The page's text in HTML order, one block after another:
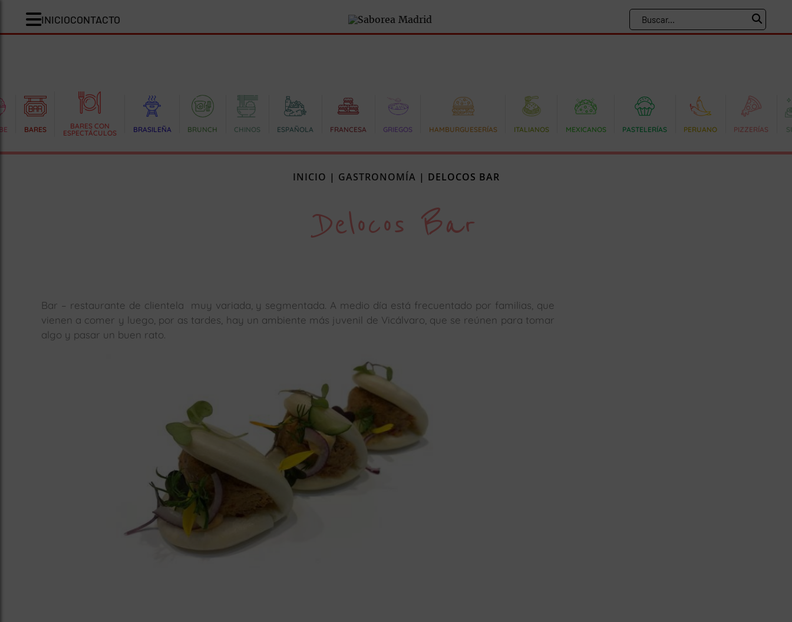
INICIOCONTACTO
BARES
BARES CON
ESPECTÁCULOS
BRASILEÑA BRUNCH CHINOS ESPAÑOLA FRANCESA GRIEGOS HAMBURGUESERÍAS ITALIANOS MEXICANOS PASTELERÍAS PERUANO PIZZERÍAS
INICIO | GASTRONOMÍA | DELOCOS BAR
Delocos Bar
Bar – restaurante de clientela muy variada, y segmentada. A medio día está frecuentado por familias, que
vienen a comer y luego, por as tardes, hay un ambiente más juvenil de Vicálvaro, que se reúnen para tomar
algo y pasar un buen rato.